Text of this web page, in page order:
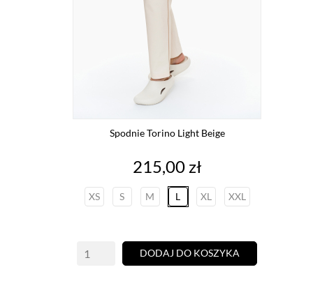
Spodnie Torino Light Beige
Cena
215,00 zł
XS S M L XL XXL
DODAJ DO KOSZYKA